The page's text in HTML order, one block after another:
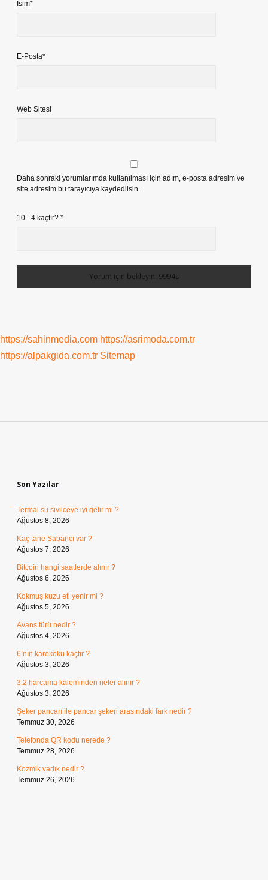
İsim*
E-Posta*
Web Sitesi
Daha sonraki yorumlarımda kullanılması için adım, e-posta adresim ve
site adresim bu tarayıcıya kaydedilsin.
10 - 4 kaçtır? *
https://sahinmedia.com https://asrimoda.com.tr
https://alpakgida.com.tr Sitemap
Son Yazılar
Termal su sivilceye iyi gelir mi ?
Ağustos 8, 2026
Kaç tane Sabancı var ?
Ağustos 7, 2026
Bitcoin hangi saatlerde alınır ?
Ağustos 6, 2026
Kokmuş kuzu eti yenir mi ?
Ağustos 5, 2026
Avans türü nedir ?
Ağustos 4, 2026
6’nın karekökü kaçtır ?
Ağustos 3, 2026
3.2 harcama kaleminden neler alınır ?
Ağustos 3, 2026
Şeker pancarı ile pancar şekeri arasındaki fark nedir ?
Temmuz 30, 2026
Telefonda QR kodu nerede ?
Temmuz 28, 2026
Kozmik varlık nedir ?
Temmuz 26, 2026